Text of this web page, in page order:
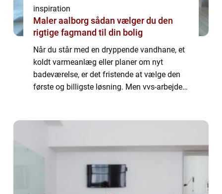
inspiration
Maler aalborg sådan vælger du den
rigtige fagmand til din bolig
Når du står med en dryppende vandhane, et
koldt varmeanlæg eller planer om nyt
badeværelse, er det fristende at vælge den
første og billigste løsning. Men vvs-arbejde